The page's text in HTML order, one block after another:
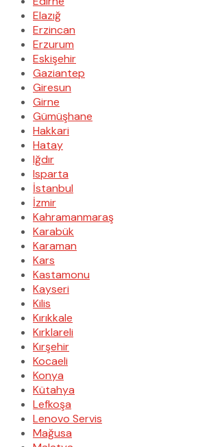
Elazığ
Erzincan
Erzurum
Eskişehir
Gaziantep
Giresun
Girne
Gümüşhane
Hakkari
Hatay
Iğdır
Isparta
İstanbul
İzmir
Kahramanmaraş
Karabük
Karaman
Kars
Kastamonu
Kayseri
Kilis
Kırıkkale
Kırklareli
Kırşehir
Kocaeli
Konya
Kütahya
Lefkoşa
Lenovo Servis
Mağusa